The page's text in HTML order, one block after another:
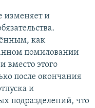
изменяет и
как
помиловании
вместо этого
после окончания
и
подразделений, что